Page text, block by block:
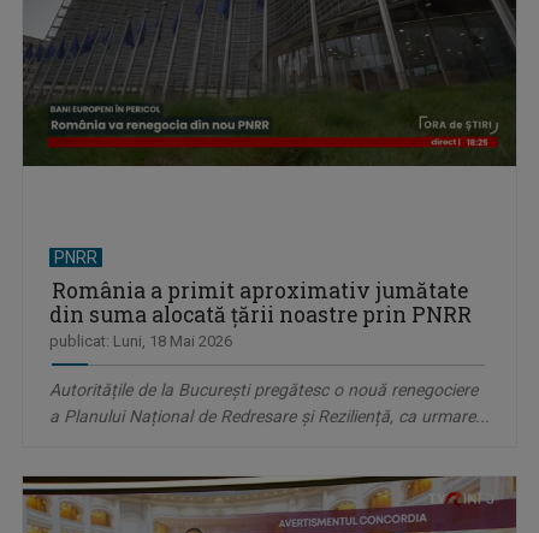
PNRR
România a primit aproximativ jumătate
din suma alocată țării noastre prin PNRR
publicat: Luni, 18 Mai 2026
Autoritățile de la București pregătesc o nouă renegociere
a Planului Național de Redresare și Reziliență, ca urmare...